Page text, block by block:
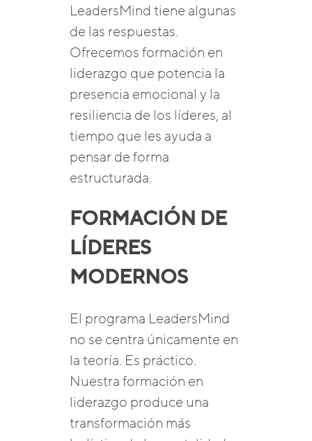
LeadersMind tiene algunas
de las respuestas.
Ofrecemos formación en
liderazgo que potencia la
presencia emocional y la
resiliencia de los líderes, al
tiempo que les ayuda a
pensar de forma
estructurada.
FORMACIÓN DE
LÍDERES
MODERNOS
El programa LeadersMind
no se centra únicamente en
la teoría. Es práctico.
Nuestra formación en
liderazgo produce una
transformación más